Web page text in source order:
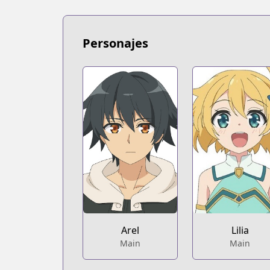
novelUpdates
https://www.novelupdates.com/
Book☆Walker
https://bookwalker.jp/series/208282/
Official English
Official English
https://store.crunchyroll.com/
Personajes
Arel
Main
Lilia
Main